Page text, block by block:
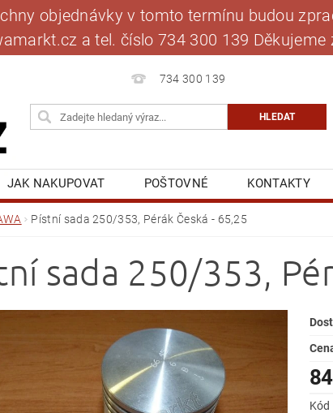
objednávky v tomto termínu budou
a tel. číslo 734 300 139
734 300 139
JAK NAKUPOVAT POŠTOVNÉ KONTAKTY
BLOG MOJE OBJEDNÁVKA
Pístní sada 250/353, Pérák Česká - 65,25
sada 250/353,